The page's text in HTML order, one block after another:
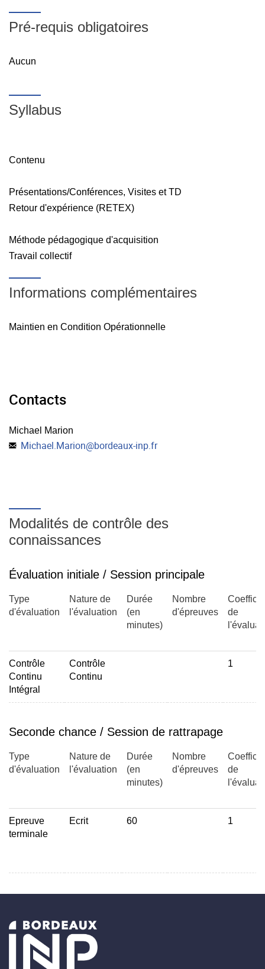
Pré-requis obligatoires
Aucun
Syllabus
Contenu
Présentations/Conférences, Visites et TD
Retour d'expérience (RETEX)
Méthode pédagogique d'acquisition
Travail collectif
Informations complémentaires
Maintien en Condition Opérationnelle
Contacts
Michael Marion
Michael.Marion@bordeaux-inp.fr
Modalités de contrôle des
connaissances
Évaluation initiale / Session principale
Type
d'évaluation
Nature de
l'évaluation
Durée
(en
minutes)
Nombre
d'épreuves
de
Contrôle
Continu
Intégral
Contrôle
Continu
1
Seconde chance / Session de rattrapage
Type
d'évaluation
Nature de
l'évaluation
Durée
(en
minutes)
Nombre
d'épreuves
de
Epreuve
terminale
Ecrit 60 1